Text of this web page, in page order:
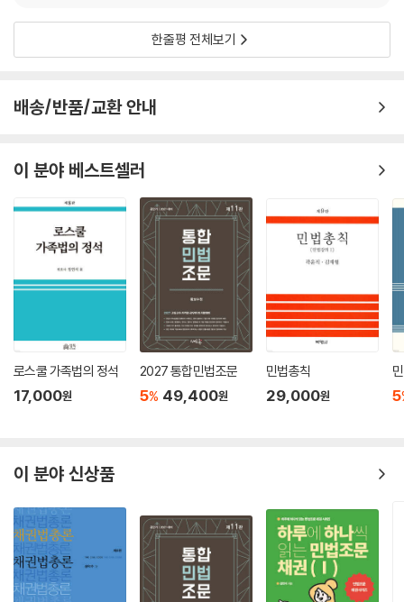
제1장/채권법 일반 · 채권의 목적 _410
제1절 변 제 415
│제1관│변제의 제공 415
│제3관│변제의 목적물 · 장소 · 시기 등 420
(이하 생략)
제3장/채권의 효력 _456
제1절 채권의 기본적 효력 456
제2절 채무불이행과 그 구제 456
│제2관│채무불이행의 유형별 검토 458
(이하 생략)
제2절 분할 · 불가분 채권관계 534
│제1관│분할채권관계 534
│제2관│불가분채권관계 535
(이하 생략)
제5장/채권양도와 채무인수 _560
- 감사의 말씀
어려운 여건 속에서도 강의와 집필에 전념할 수 있도록 물심양면 지원해주
신 ㈜윌비스 송주호 사장님, 김지훈 원장님, 진윤환 과장님께 깊은 감사를
원성일 수석님과 권윤주 차장님께도 진심으로 고마움을 전합니다. 가장 가
님, 그리고 수험생의 시각에서 필요한 조언을 아끼지 않는 ?시공간?의 동
료들에게도 감사의 마음을 전하며 꼭 2026년 법원직 시험에 모두들 합격
하길 기원해봅니다.
- 시공간(時空間) 작업실에서
한줄평 전체보기
배송/반품/교환 안내
이 분야 베스트셀러
로스쿨 가족법의 정석
17,000원
2027 통합민법조문
5% 49,400원
민법총칙
29,000원 5
이 분야 신상품